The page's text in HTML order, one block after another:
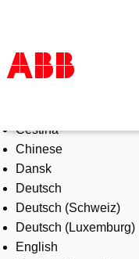
Products & Solutions
Industries
Services
About us
Where to buy
Contact us
Careers
Čeština
Chinese
Dansk
Deutsch
Deutsch (Schweiz)
Deutsch (Luxemburg)
English